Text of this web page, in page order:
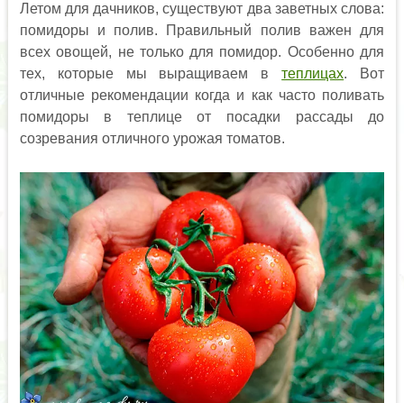
Летом для дачников, существуют два заветных слова:
помидоры и полив. Правильный полив важен для
всех овощей, не только для помидор. Особенно для
тех, которые мы выращиваем втеплицах. Вот
отличные рекомендации когда и как часто поливать
помидоры в теплице от посадки рассады до
созревания отличного урожая томатов.